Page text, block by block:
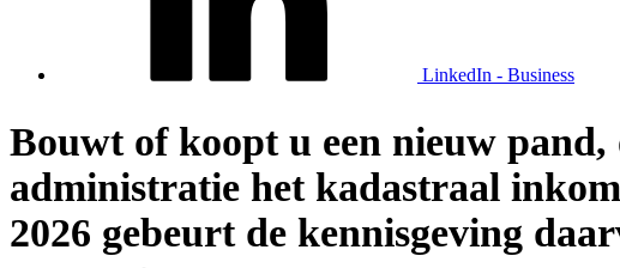
LinkedIn - Business
Bouwt of koopt u een nieuw
administratie het kadastraal
2026 gebeurt de kennisgeving